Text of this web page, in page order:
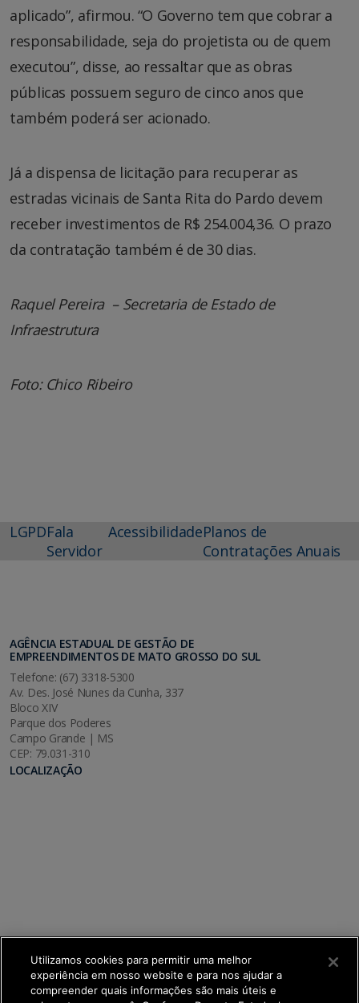
aplicado”, afirmou. “O Governo tem que cobrar a
responsabilidade, seja do projetista ou de quem
executou”, disse, ao ressaltar que as obras
públicas possuem seguro de cinco anos que
também poderá ser acionado.
Já a dispensa de licitação para recuperar as
estradas vicinais de Santa Rita do Pardo devem
receber investimentos de R$ 254.004,36. O prazo
da contratação também é de 30 dias.
Raquel Pereira – Secretaria de Estado de
Infraestrutura
Foto: Chico Ribeiro
LGPDFala
Servidor
AcessibilidadePlanos de
Contratações Anuais
AGÊNCIA ESTADUAL DE GESTÃO DE
EMPREENDIMENTOS DE MATO GROSSO DO SUL
Telefone: (67) 3318-5300
Av. Des. José Nunes da Cunha, 337
Bloco XIV
Parque dos Poderes
Campo Grande | MS
CEP: 79.031-310
LOCALIZAÇÃO
Utilizamos cookies para permitir uma melhor
experiência em nosso website e para nos ajudar a
compreender quais informações são mais úteis e